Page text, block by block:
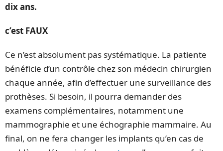
dix ans.
c’est FAUX
Ce n’est absolument pas systématique. La patiente
bénéficie d’un contrôle chez son médecin chirurgien
chaque année, afin d’effectuer une surveillance des
prothèses. Si besoin, il pourra demander des
examens complémentaires, notamment une
mammographie et une échographie mammaire. Au
final, on ne fera changer les implants qu’en cas de